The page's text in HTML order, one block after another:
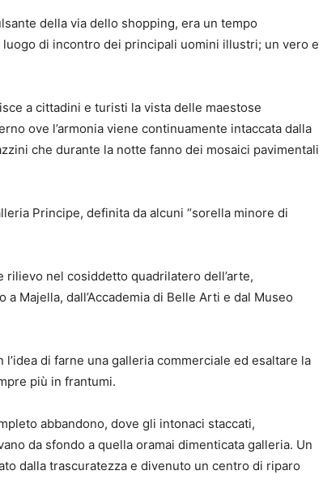
della via dello shopping, era un tempo
di incontro dei principali uomini illustri; un vero e
a cittadini e turisti la vista delle maestose
ove l’armonia viene continuamente intaccata dalla
che durante la notte fanno dei mosaici pavimentali
Principe, definita da alcuni “sorella minore di
nel cosiddetto quadrilatero dell’arte,
Majella, dall’Accademia di Belle Arti e dal Museo
di farne una galleria commerciale ed esaltare la
più in frantumi.
abbandono, dove gli intonaci staccati,
da sfondo a quella oramai dimenticata galleria. Un
dalla trascuratezza e divenuto un centro di riparo